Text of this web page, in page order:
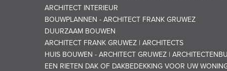
ARCHITECT INTERIEUR
BOUWPLANNEN - ARCHITECT FRANK GRUWEZ
DUURZAAM BOUWEN
ARCHITECT FRANK GRUWEZ | ARCHITECTS
HUIS BOUWEN - ARCHITECT GRUWEZ |
EEN RIETEN DAK OF DAKBEDEKKING VOOR UW